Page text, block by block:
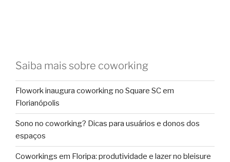
Saiba mais sobre coworking
Flowork inaugura coworking no Square SC em
Florianópolis
Sono no coworking? Dicas para usuários e donos dos
espaços
Coworkings em Floripa: produtividade e lazer no bleisure